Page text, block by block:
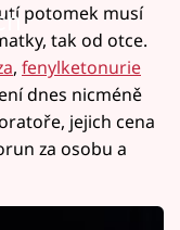
potomek musí
tak od otce.
, fenylketonurie
dnes nicméně
jejich cena
za osobu a